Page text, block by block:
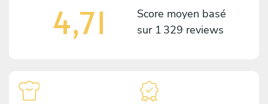
4,71
Score moyen basé
sur 1 329 reviews